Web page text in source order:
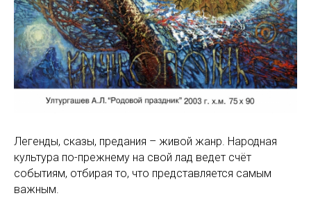
Легенды, сказы, предания – живой жанр. Народная
культура по-прежнему на свой лад ведет счёт
событиям, отбирая то, что представляется самым
важным.